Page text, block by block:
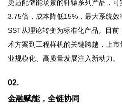
更适配储能场景的轩辕系列产品，
3.75倍，成本降低15%，最大系统
SST从理论转变为标准化产品。目
术方案到工程样机的关键跨越，上
业规模化、高质量发展注入新动力。
02.
金融赋能，全链协同